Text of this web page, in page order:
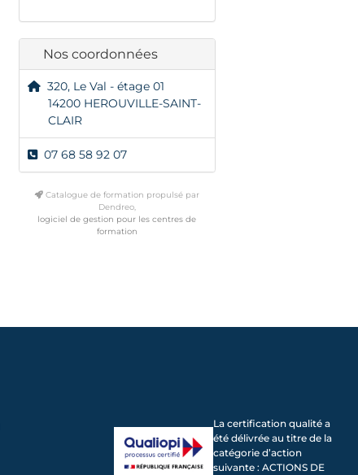
Nos coordonnées
320, Le Val - étage 01
14200 HEROUVILLE-SAINT-
CLAIR
07 68 58 92 07
Catalogue de formation propulsé par
Dendreo,
logiciel de gestion pour les centres de
formation
La certification qualité a
été délivrée au titre de la
catégorie d’action
suivante : ACTIONS DE